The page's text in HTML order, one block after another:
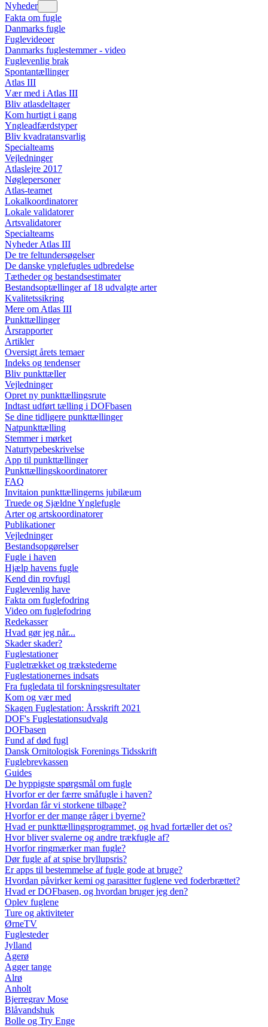
Nyheder
Fakta om fugle
Danmarks fugle
Fuglevideoer
Danmarks fuglestemmer - video
Fuglevenlig brak
Spontantællinger
Atlas III
Vær med i Atlas III
Bliv atlasdeltager
Kom hurtigt i gang
Yngleadfærdstyper
Bliv kvadratansvarlig
Specialteams
Vejledninger
Atlaslejre 2017
Nøglepersoner
Atlas-teamet
Lokalkoordinatorer
Lokale validatorer
Artsvalidatorer
Specialteams
Nyheder Atlas III
De tre feltundersøgelser
De danske ynglefugles udbredelse
Tætheder og bestandsestimater
Bestandsoptællinger af 18 udvalgte arter
Kvalitetssikring
Mere om Atlas III
Punkttællinger
Årsrapporter
Artikler
Oversigt årets temaer
Indeks og tendenser
Bliv punkttæller
Vejledninger
Opret ny punkttællingsrute
Indtast udført tælling i DOFbasen
Se dine tidligere punkttællinger
Natpunkttælling
Stemmer i mørket
Naturtypebeskrivelse
App til punkttællinger
Punkttællingskoordinatorer
FAQ
Invitaion punkttællingerns jubilæum
Truede og Sjældne Ynglefugle
Arter og artskoordinatorer
Publikationer
Vejledninger
Bestandsopgørelser
Fugle i haven
Hjælp havens fugle
Kend din rovfugl
Fuglevenlig have
Fakta om fuglefodring
Video om fuglefodring
Redekasser
Hvad gør jeg når...
Skader skader?
Fuglestationer
Fugletrækket og trækstederne
Fuglestationernes indsats
Fra fugledata til forskningsresultater
Kom og vær med
Skagen Fuglestation: Årsskrift 2021
DOF's Fuglestationsudvalg
DOFbasen
Fund af død fugl
Dansk Ornitologisk Forenings Tidsskrift
Fuglebrevkassen
Guides
De hyppigste spørgsmål om fugle
Hvorfor er der færre småfugle i haven?
Hvordan får vi storkene tilbage?
Hvorfor er der mange råger i byerne?
Hvad er punkttællingsprogrammet, og hvad fortæller det os?
Hvor bliver svalerne og andre trækfugle af?
Hvorfor ringmærker man fugle?
Dør fugle af at spise bryllupsris?
Er apps til bestemmelse af fugle gode at bruge?
Hvordan påvirker kemi og parasitter fuglene ved foderbrættet?
Hvad er DOFbasen, og hvordan bruger jeg den?
Oplev fuglene
Ture og aktiviteter
ØrneTV
Fuglesteder
Jylland
Agerø
Agger tange
Alrø
Anholt
Bjerregrav Mose
Blåvandshuk
Bolle og Try Enge